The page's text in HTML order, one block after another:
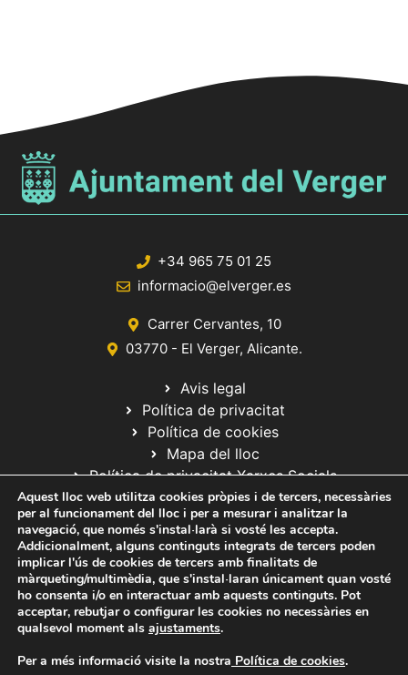
+34 965 75 01 25
informacio@elverger.es
Carrer Cervantes, 10
03770 - El Verger, Alicante.
Avis legal
Política de privacitat
Política de cookies
Mapa del lloc
Política de privacitat Xarxes Socials
© 2020 Web desarrollada por el Servicio de Informática de Diputación
de Alicante
Aquest lloc web utilitza cookies pròpies i de tercers, necessàries
per al funcionament del lloc i per a mesurar i analitzar la
navegació, que només s'instal·larà si vosté les accepta.
Addicionalment, alguns continguts integrats de tercers poden
implicar l'ús de cookies de tercers amb finalitats de
màrqueting/multimèdia, que s'instal·laran únicament quan vosté
ho consenta i/o en interactuar amb aquests continguts. Pot
acceptar, rebutjar o configurar les cookies no necessàries en
qualsevol moment als ajustaments.
Per a més informació visite la nostra Política de cookies.